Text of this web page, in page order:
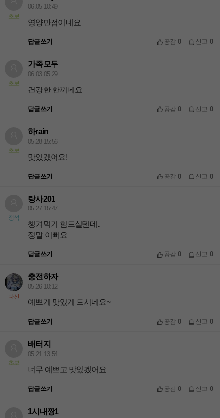
초보
06.05 10:49
영양만점이네요
답글쓰기 공감0 신고 0
초보
가족모두
06.03 05:29
건강한 한끼네요
답글쓰기 공감0 신고 0
초보
하rain
05.28 15:56
맛있겠어요!
답글쓰기 공감0 신고 0
정석
랑사201
05.27 15:47
챙겨먹기 힘드실텐데..
정말 이뻐요
답글쓰기 공감0 신고 0
다신
충전하자
05.26 10:12
예쁘게 맛있게 드시네요~
답글쓰기 공감0 신고 0
초보
배터지
05.21 13:54
너무 예쁘고 맛있겠어요
답글쓰기 공감0 신고 0
1시내짱1